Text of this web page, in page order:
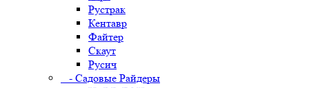
Рустрак
Кентавр
Файтер
Скаут
Русич
- Садовые Райдеры